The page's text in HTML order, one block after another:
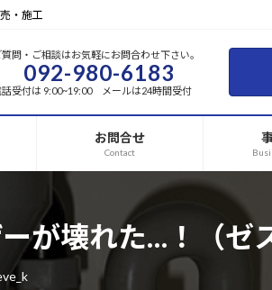
・施工
質問・ご相談はお気軽にお問合わせ下さい。
092-980-6183
話受付は 9:00~19:00 メールは24時間受付
お問合せ
Contact
が壊れた…！（ゼ